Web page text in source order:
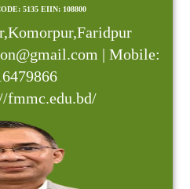
5135 EIIN: 108800
| Mobile:
fmmc.edu.bd/